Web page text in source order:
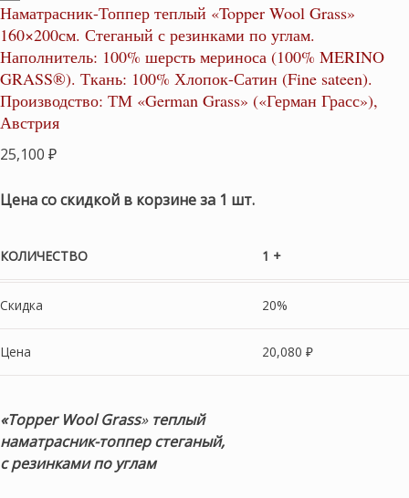
Наматрасник-Топпер теплый «Topper Wool Grass»
160×200см. Стеганый с резинками по углам.
Наполнитель: 100% шерсть мериноса (100% MERINO
GRASS®). Ткань: 100% Хлопок-Сатин (Fine sateen).
Производство: ТМ «German Grass» («Герман Грасс»),
Австрия
25,100 ₽
Цена со скидкой в корзине за 1 шт.
КОЛИЧЕСТВО 1 +
Скидка 20%
Цена 20,080 ₽
«Topper Wool Grass» теплый
наматрасник-топперстеганый,
с резинками по углам